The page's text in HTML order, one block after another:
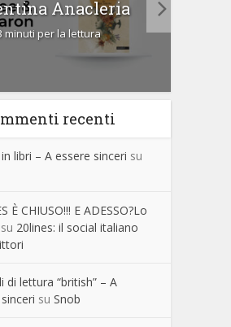
Anacleria
minuti per la lettura
recenti
libri – A essere sinceri su
È CHIUSO!!! E ADESSO?Lo
su 20lines: il social italiano
di lettura “british” – A
su Snob